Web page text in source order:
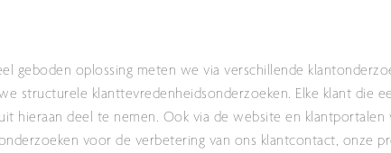
geboden oplossing meten we via verschillende
structurele klanttevredenheidsonderzoeken. Elke klant die
hieraan deel te nemen. Ook via de website en
voor de verbetering van ons klantcontact, onze